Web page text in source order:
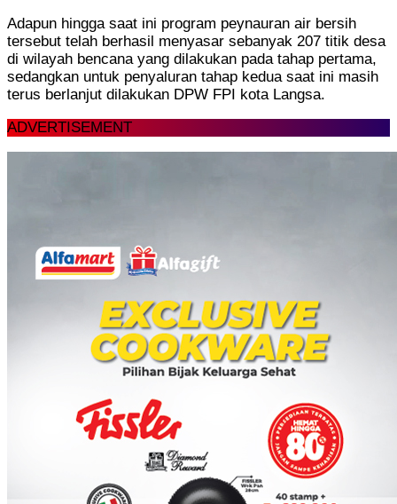
Adapun hingga saat ini program peynauran air bersih
tersebut telah berhasil menyasar sebanyak 207 titik desa
di wilayah bencana yang dilakukan pada tahap pertama,
sedangkan untuk penyaluran tahap kedua saat ini masih
terus berlanjut dilakukan DPW FPI kota Langsa.
ADVERTISEMENT